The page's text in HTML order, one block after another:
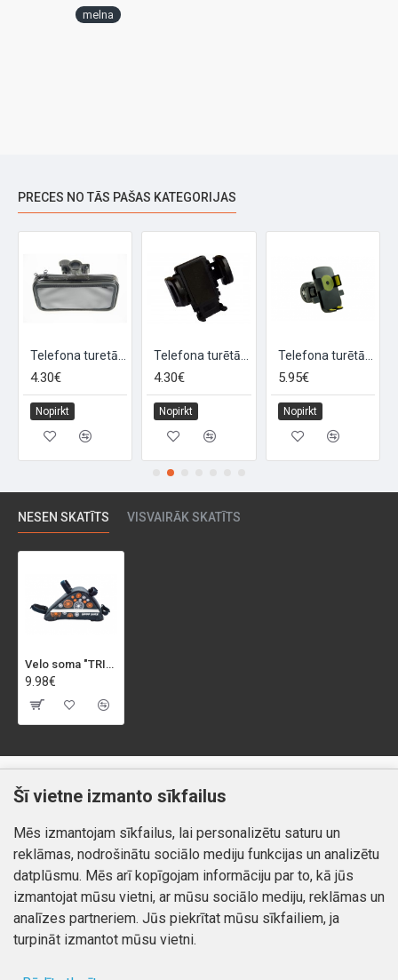
melna
PRECES NO TĀS PAŠAS KATEGORIJAS
4.30€
Nopirkt
4.30€
Nopirkt
5.95€
Nopirkt
NESEN SKATĪTS VISVAIRĀK SKATĪTS
Velo soma "TRIANGLE", rāmja, melna
9.98€
Klientiem
Kontakti
Preču atgriešana
Mans profils
Mans profils
Pasūtījumi
Piegāde un apmaksa
Atteikuma tiesības
Privātuma politika
Kontakti
Šī vietne izmanto sīkfailus
Mēs izmantojam sīkfailus, lai personalizētu saturu un
reklāmas, nodrošinātu sociālo mediju funkcijas un analizētu
datplūsmu. Mēs arī kopīgojam informāciju par to, kā jūs
izmantojat mūsu vietni, ar mūsu sociālo mediju, reklāmas un
analīzes partneriem. Jūs piekrītat mūsu sīkfailiem, ja
turpināt izmantot mūsu vietni.